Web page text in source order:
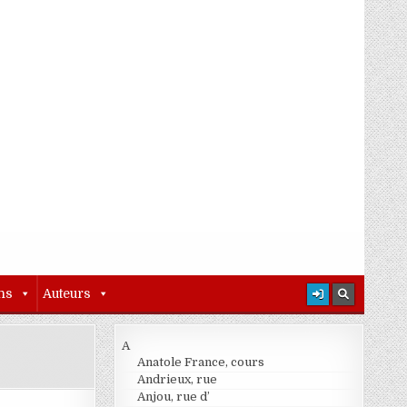
Auteurs
A
Anatole France, cours
Andrieux, rue
Anjou, rue d’